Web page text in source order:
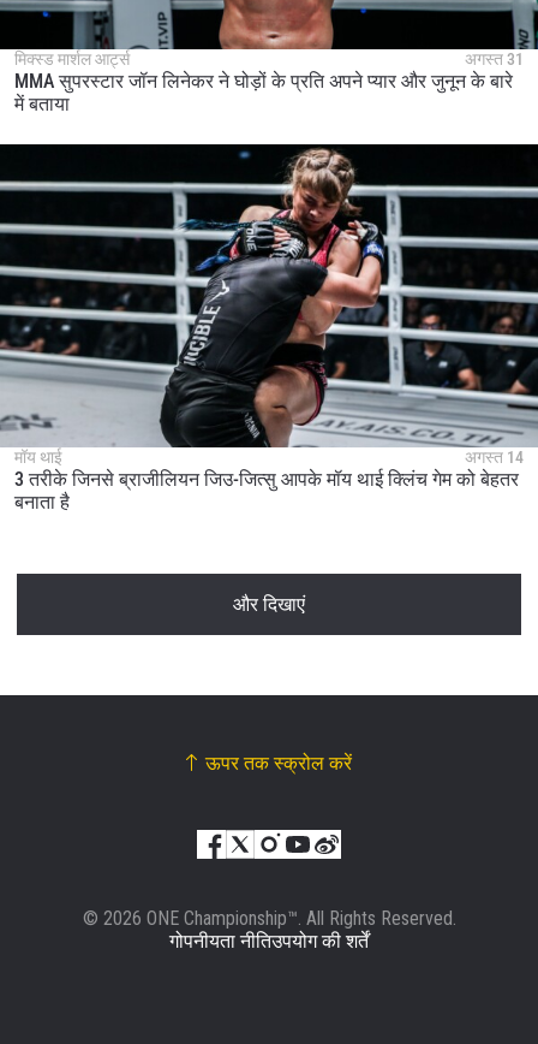
मिक्स्ड मार्शल आर्ट्स अगस्त 31
MMA सुपरस्टार जॉन लिनेकर ने घोड़ों के प्रति अपने प्यार और जुनून के बारे
में बताया
मॉय थाई अगस्त 14
3 तरीके जिनसे ब्राजीलियन जिउ-जित्सु आपके मॉय थाई क्लिंच गेम को बेहतर
बनाता है
और दिखाएं
ऊपर तक स्क्रोल करें
© 2026 ONE Championship™. All Rights Reserved.
गोपनीयता नीतिउपयोग की शर्तें